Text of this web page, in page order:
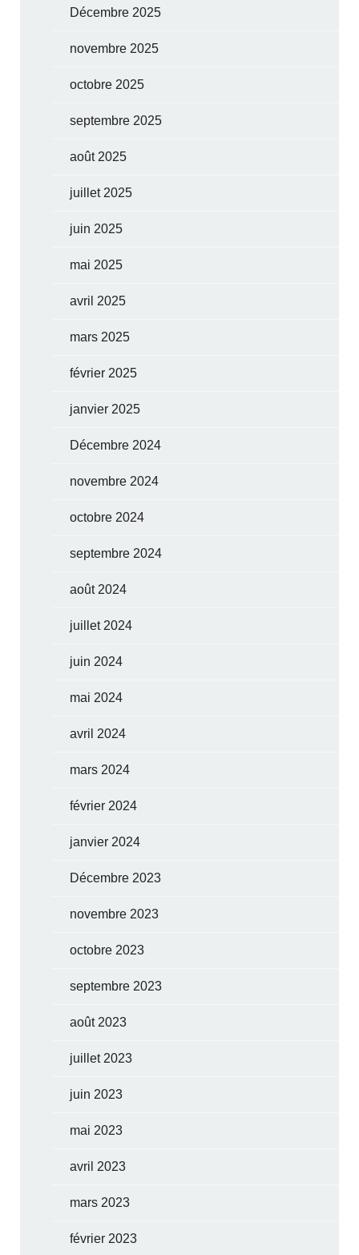
Décembre 2025
novembre 2025
octobre 2025
septembre 2025
août 2025
juillet 2025
juin 2025
mai 2025
avril 2025
mars 2025
février 2025
janvier 2025
Décembre 2024
novembre 2024
octobre 2024
septembre 2024
août 2024
juillet 2024
juin 2024
mai 2024
avril 2024
mars 2024
février 2024
janvier 2024
Décembre 2023
novembre 2023
octobre 2023
septembre 2023
août 2023
juillet 2023
juin 2023
mai 2023
avril 2023
mars 2023
février 2023